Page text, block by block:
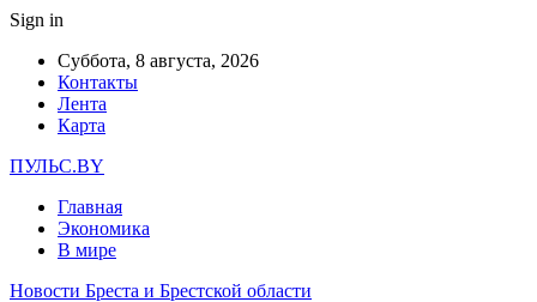
Sign in
Суббота, 8 августа, 2026
Контакты
Лента
Карта
ПУЛЬС.BY
Главная
Экономика
В мире
Новости Бреста и Брестской области